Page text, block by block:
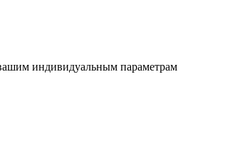
индивидуальным параметрам